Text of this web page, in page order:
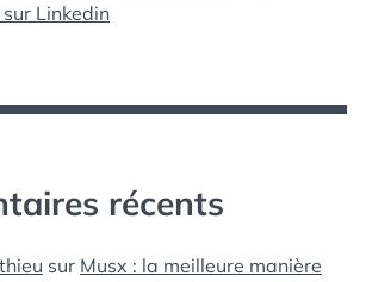
Linkedin
récents
sur Musx : la meilleure manière